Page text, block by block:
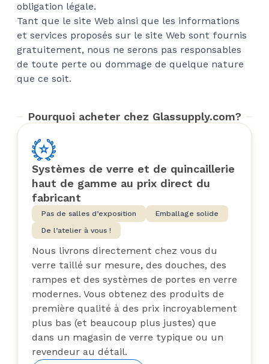
obligation légale.
Tant que le site Web ainsi que les informations
et services proposés sur le site Web sont fournis
gratuitement, nous ne serons pas responsables
de toute perte ou dommage de quelque nature
que ce soit.
Pourquoi acheter chez Glassupply.com?
Systèmes de verre et de quincaillerie
haut de gamme au prix direct du
fabricant
Pas de salles d’exposition
Emballage solide
De l’atelier à vous !
Nous livrons directement chez vous du
verre taillé sur mesure, des douches, des
rampes et des systèmes de portes en verre
modernes. Vous obtenez des produits de
première qualité à des prix incroyablement
plus bas (et beaucoup plus justes) que
dans un magasin de verre typique ou un
revendeur au détail.